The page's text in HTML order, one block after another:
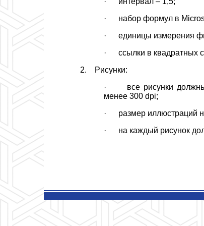
· набор формул в
· единицы измерения
· ссылки в квадратных
2. Рисунки:
· все рисунки должны
менее 300 dpi;
· размер иллюстраций
· на каждый рисунок